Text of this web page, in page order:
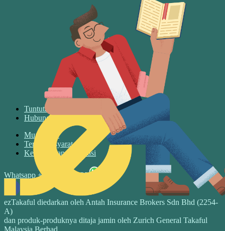
Tuntutan
Hubungin Kami
Muat turun
Terma & syarat
Keselamatan & privasi
Whatsapp +6017 3526122
ezTakaful diedarkan oleh Antah Insurance Brokers Sdn Bhd (2254-
A)
dan produk-produknya ditaja jamin oleh Zurich General Takaful